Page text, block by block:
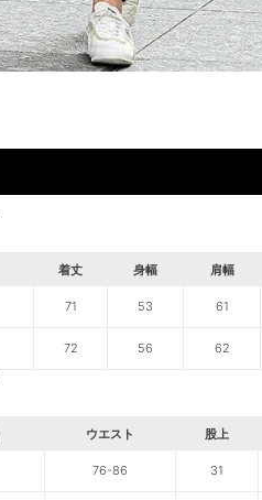
着丈 身幅 肩幅
71 53 61
72 56 62
ウエスト 股上
76-86 31